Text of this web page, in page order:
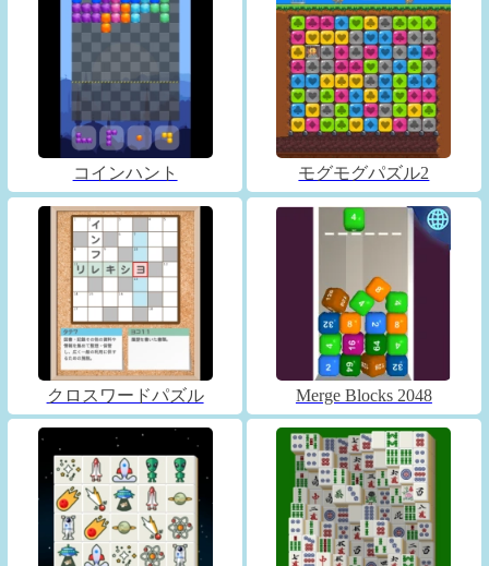
コインハント モグモグパズル2
クロスワードパズル Merge Blocks 2048